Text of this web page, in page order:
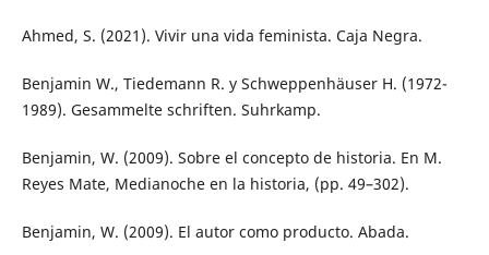
Ahmed, S. (2021). Vivir una vida feminista. Caja Negra.
Benjamin W., Tiedemann R. y Schweppenhäuser H. (1972-
1989). Gesammelte schriften. Suhrkamp.
Benjamin, W. (2009). Sobre el concepto de historia. En M.
Reyes Mate, Medianoche en la historia, (pp. 49–302).
Benjamin, W. (2009). El autor como producto. Abada.